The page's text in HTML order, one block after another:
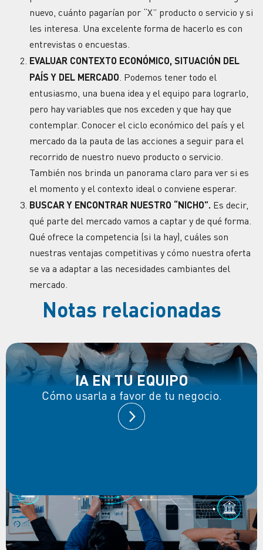
nuevo, cuánto pagarían por “X” producto o servicio y si
les interesa. Una excelente forma de hacerlo es con
entrevistas o encuestas.
EVALUAR CONTEXTO ECONÓMICO, SITUACIÓN DEL
PAÍS Y DEL MERCADO. Podemos tener todo el
entusiasmo, una buena idea y el equipo para lograrlo,
pero hay variables que nos exceden y que hay que
contemplar. Conocer el ciclo económico del país y el
mercado da la pauta de las acciones a seguir para el
recorrido de nuestro nuevo producto o servicio.
También nos brinda un panorama claro para ver si es
el momento y el contexto ideal o conviene esperar.
BUSCAR Y ENCONTRAR NUESTRO “NICHO”. Es decir,
qué parte del mercado vamos a captar y de qué forma.
Qué ofrece la competencia (si la hay), cuáles son
nuestras ventajas competitivas y cómo nuestra oferta
se va a adaptar a las necesidades cambiantes del
mercado.
Notas relacionadas
IA EN TU EQUIPO
Cómo usarla a favor de tu negocio.